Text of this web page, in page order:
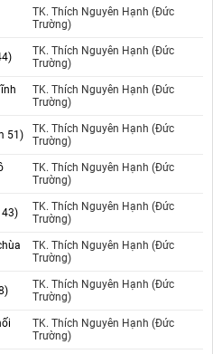
TK. Thích Nguyên Hạnh (Đức
Trường)
TK. Thích Nguyên Hạnh (Đức
Trường)
TK. Thích Nguyên Hạnh (Đức
Trường)
51)
TK. Thích Nguyên Hạnh (Đức
Trường)
TK. Thích Nguyên Hạnh (Đức
Trường)
43)
TK. Thích Nguyên Hạnh (Đức
Trường)
TK. Thích Nguyên Hạnh (Đức
Trường)
TK. Thích Nguyên Hạnh (Đức
Trường)
TK. Thích Nguyên Hạnh (Đức
Trường)